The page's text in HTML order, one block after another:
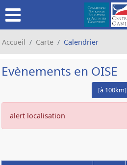
Accueil Carte Calendrier
Evènements en OISE
[à 100km]
alert localisation